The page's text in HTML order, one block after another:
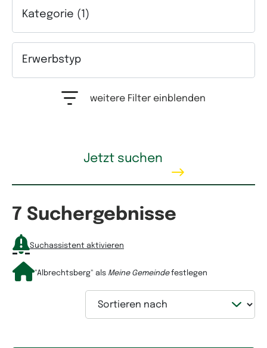
Kategorie (1)
Erwerbstyp
weitere Filter einblenden
Jetzt suchen
7 Suchergebnisse
Suchassistent aktivieren
"Albrechtsberg" als Meine Gemeindefestlegen
Sortieren nach